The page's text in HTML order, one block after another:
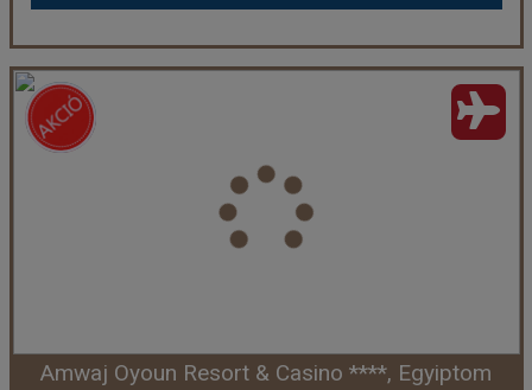
Old Vic Resort Sharm ****
Sharm El Sheikh
Utazás módja:
Repülővel
Ellátás:
All inclusive
Szálláskategória:Hotel ****
Időpont: 2026-10-06 | 7 éj
Amwaj Oyoun Resort & Casino ****, Egyiptom